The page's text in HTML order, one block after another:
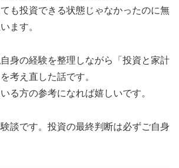
も投資できる状態じゃなかったのに無
ます。
身の経験を整理しながら「投資と家計
考え直した話です。
る方の参考になれば嬉しいです。
談です。投資の最終判断は必ずご自身